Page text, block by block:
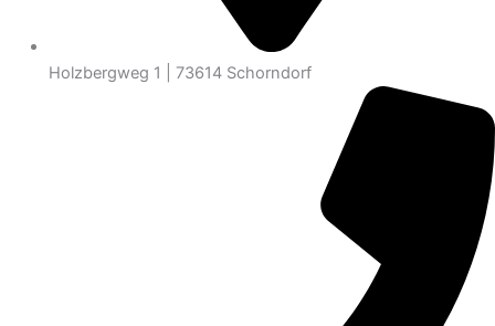
Holzbergweg 1 | 73614 Schorndorf